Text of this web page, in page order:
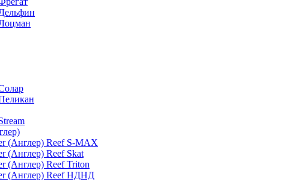
(Англер) Reef S-MAX
(Англер) Reef Skat
(Англер) Reef Triton
(Англер) Reef НДНД